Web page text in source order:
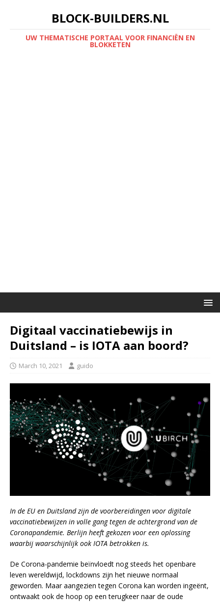
BLOCK-BUILDERS.NL
UW THEMATISCHE PORTAAL VOOR FINANCIËN EN
BLOKKETEN
Digitaal vaccinatiebewijs in
Duitsland – is IOTA aan boord?
March 10, 2021 guido
In de EU en Duitsland zijn de voorbereidingen voor digitale
vaccinatiebewijzen in volle gang tegen de achtergrond van de
Coronapandemie. Berlijn heeft gekozen voor een oplossing
waarbij waarschijnlijk ook IOTA betrokken is.
De Corona-pandemie beïnvloedt nog steeds het openbare
leven wereldwijd, lockdowns zijn het nieuwe normaal
geworden. Maar aangezien tegen Corona kan worden ingeënt,
ontwaakt ook de hoop op een terugkeer naar de oude